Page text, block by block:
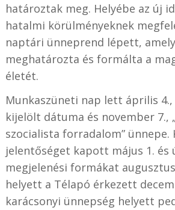
határoztak meg. Helyébe az új
hatalmi körülményeknek
naptári ünneprend lépett,
meghatározta és formálta a
életét.
Munkaszüneti nap lett április 4.,
kijelölt dátuma és november 7.,
szocialista forradalom” ünnepe.
jelentőséget kapott május 1.
megjelenési formákat
helyett a Télapó érkezett
karácsonyi ünnepség helyett